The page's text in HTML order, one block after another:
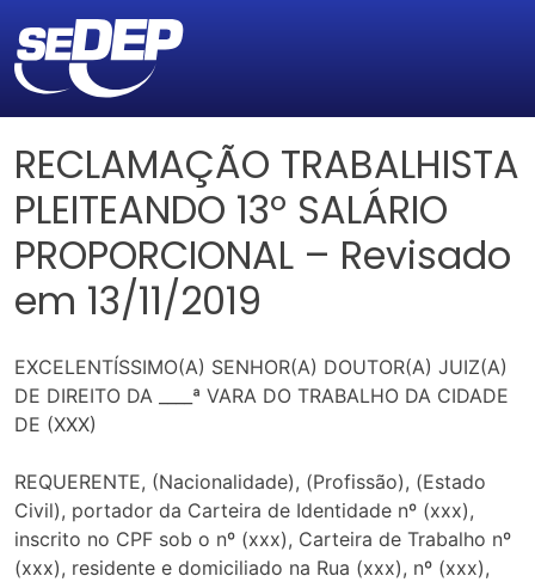
RECLAMAÇÃO TRABALHISTA
PLEITEANDO 13º SALÁRIO
PROPORCIONAL – Revisado
em 13/11/2019
EXCELENTÍSSIMO(A) SENHOR(A) DOUTOR(A) JUIZ(A)
DE DIREITO DA ____ª VARA DO TRABALHO DA CIDADE
DE (XXX)
REQUERENTE, (Nacionalidade), (Profissão), (Estado
Civil), portador da Carteira de Identidade nº (xxx),
inscrito no CPF sob o nº (xxx), Carteira de Trabalho nº
(xxx), residente e domiciliado na Rua (xxx), nº (xxx),